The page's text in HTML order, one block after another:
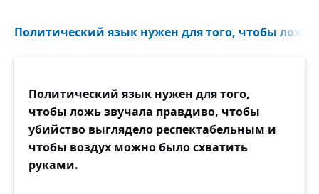
Политический язык нужен для того, чтобы ложь
Политический язык нужен для того,
чтобы ложь звучала правдиво, чтобы
убийство выглядело респектабельным и
чтобы воздух можно было схватить
руками.